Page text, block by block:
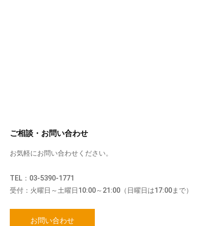
ご相談・お問い合わせ
お気軽にお問い合わせください。
TEL：03-5390-1771
受付：火曜日～土曜日10:00～21:00（日曜日は17:00まで）
お問い合わせ